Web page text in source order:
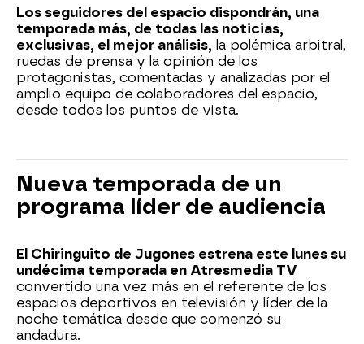
Los seguidores del espacio dispondrán, una
temporada más, de todas las noticias,
exclusivas, el mejor análisis, la polémica arbitral,
ruedas de prensa y la opinión de los
protagonistas, comentadas y analizadas por el
amplio equipo de colaboradores del espacio,
desde todos los puntos de vista.
Nueva temporada de un
programa líder de audiencia
El Chiringuito de Jugones estrena este lunes su
undécima temporada en Atresmedia TV
convertido una vez más en el referente de los
espacios deportivos en televisión y líder de la
noche temática desde que comenzó su
andadura.